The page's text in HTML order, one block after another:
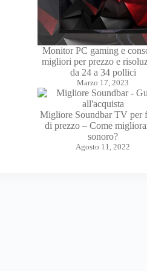
Monitor PC gaming e
migliori per prezzo e
da 24 a 34 pollici
Marzo 17, 2023
Migliore Soundbar TV per
di prezzo – Come
sonoro?
Agosto 11, 2022